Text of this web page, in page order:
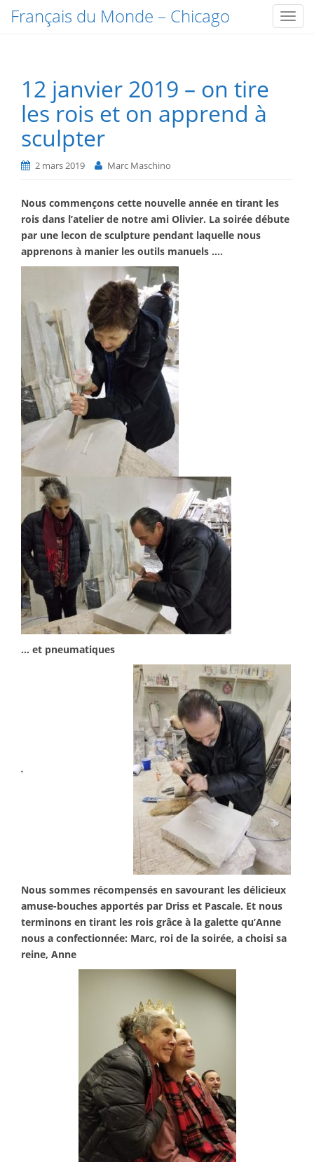
T
Français du Monde – Chicago
12 janvier 2019 – on tire
les rois et on apprend à
sculpter
2 mars 2019 Marc Maschino
Nous commençons cette nouvelle année en tirant les
rois dans l’atelier de notre ami Olivier. La soirée débute
par une lecon de sculpture pendant laquelle nous
apprenons à manier les outils manuels ….
… et pneumatiques
.
Nous sommes récompensés en savourant les délicieux
amuse-bouches apportés par Driss et Pascale. Et nous
terminons en tirant les rois grâce à la galette qu’Anne
nous a confectionnée: Marc, roi de la soirée, a choisi sa
reine, Anne